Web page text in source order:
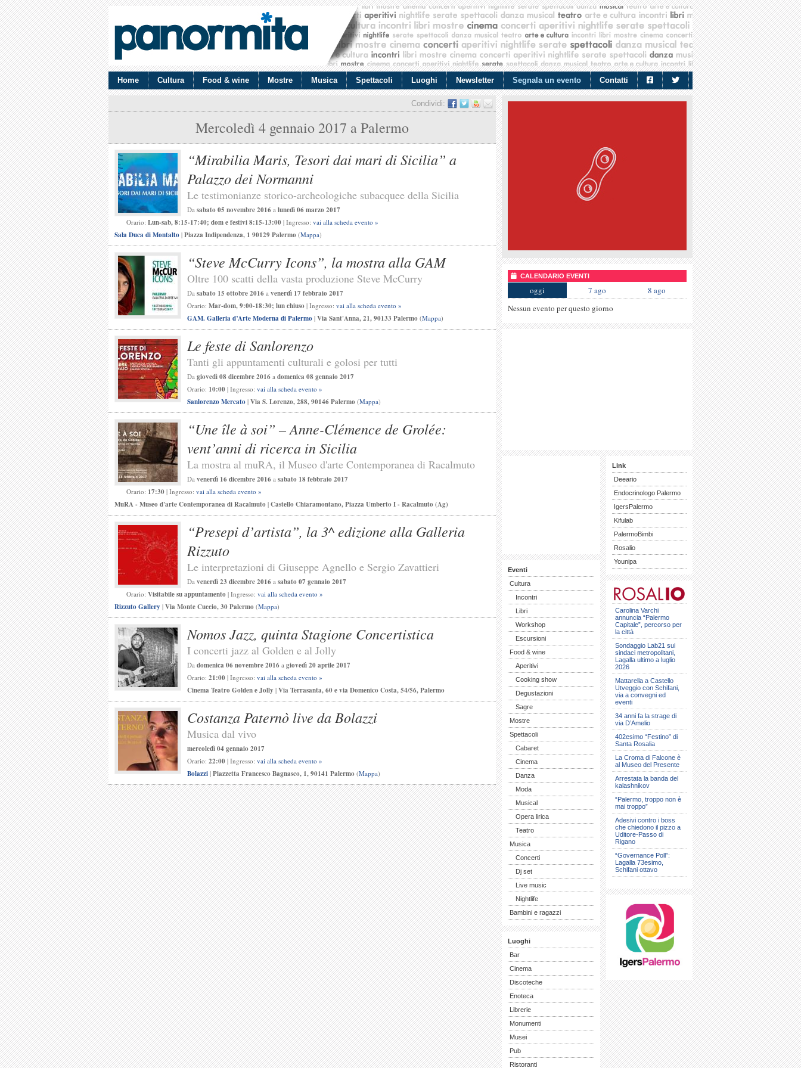
Home Cultura Food & wine Mostre Musica Spettacoli Luoghi Newsletter Segnala un evento Contatti
Condividi:
Mercoledì 4 gennaio 2017 a Palermo
“Mirabilia Maris, Tesori dai mari di Sicilia” a
Palazzo dei Normanni
Le testimonianze storico-archeologiche subacquee della Sicilia
Da sabato 05 novembre 2016 a lunedì 06 marzo 2017
Orario: Lun-sab, 8:15-17:40; dom e festivi 8:15-13:00 | Ingresso: vai alla scheda evento »
Sala Duca di Montalto | Piazza Indipendenza, 1 90129 Palermo (Mappa)
“Steve McCurry Icons”, la mostra alla GAM
Oltre 100 scatti della vasta produzione Steve McCurry
Da sabato 15 ottobre 2016 a venerdì 17 febbraio 2017
Orario: Mar-dom, 9:00-18:30; lun chiuso | Ingresso: vai alla scheda evento »
GAM. Galleria d’Arte Moderna di Palermo | Via Sant'Anna, 21, 90133 Palermo (Mappa)
Le feste di Sanlorenzo
Tanti gli appuntamenti culturali e golosi per tutti
Da giovedì 08 dicembre 2016 a domenica 08 gennaio 2017
Orario: 10:00 | Ingresso: vai alla scheda evento »
Sanlorenzo Mercato | Via S. Lorenzo, 288, 90146 Palermo (Mappa)
“Une île à soi” – Anne-Clémence de Grolée:
vent’anni di ricerca in Sicilia
La mostra al muRA, il Museo d'arte Contemporanea di Racalmuto
Da venerdì 16 dicembre 2016 a sabato 18 febbraio 2017
Orario: 17:30 | Ingresso: vai alla scheda evento »
MuRA - Museo d'arte Contemporanea di Racalmuto | Castello Chiaramontano, Piazza Umberto I - Racalmuto (Ag)
“Presepi d’artista”, la 3^ edizione alla Galleria
Rizzuto
Le interpretazioni di Giuseppe Agnello e Sergio Zavattieri
Da venerdì 23 dicembre 2016 a sabato 07 gennaio 2017
Orario: Visitabile su appuntamento | Ingresso: vai alla scheda evento »
Rizzuto Gallery | Via Monte Cuccio, 30 Palermo (Mappa)
Nomos Jazz, quinta Stagione Concertistica
I concerti jazz al Golden e al Jolly
Da domenica 06 novembre 2016 a giovedì 20 aprile 2017
Orario: 21:00 | Ingresso: vai alla scheda evento »
Cinema Teatro Golden e Jolly | Via Terrasanta, 60 e via Domenico Costa, 54/56, Palermo
Costanza Paternò live da Bolazzi
Musica dal vivo
mercoledì 04 gennaio 2017
Orario: 22:00 | Ingresso: vai alla scheda evento »
Bolazzi | Piazzetta Francesco Bagnasco, 1, 90141 Palermo (Mappa)
CALENDARIO EVENTI
oggi 7 ago
8 ago
Nessun evento per questo giorno
Eventi
Cultura
Incontri
Libri
Workshop
Escursioni
Food & wine
Aperitivi
Cooking show
Degustazioni
Sagre
Mostre
Spettacoli
Cabaret
Cinema
Danza
Moda
Musical
Opera lirica
Teatro
Musica
Concerti
Dj set
Live music
Nightlife
Bambini e ragazzi
Luoghi
Bar
Cinema
Discoteche
Enoteca
Librerie
Monumenti
Musei
Pub
Ristoranti
Link
Deeario
Endocrinologo Palermo
IgersPalermo
Kifulab
PalermoBimbi
Rosalio
Younipa
Carolina Varchi
annuncia “Palermo
Capitale”, percorso per
la città
Sondaggio Lab21 sui
sindaci metropolitani,
Lagalla ultimo a luglio
2026
Mattarella a Castello
Utveggio con Schifani,
via a convegni ed
eventi
34 anni fa la strage di
via D’Amelio
402esimo “Festino” di
Santa Rosalia
La Croma di Falcone è
al Museo del Presente
Arrestata la banda del
kalashnikov
“Palermo, troppo non è
mai troppo”
Adesivi contro i boss
che chiedono il pizzo a
Uditore-Passo di
Rigano
“Governance Poll”:
Lagalla 73esimo,
Schifani ottavo